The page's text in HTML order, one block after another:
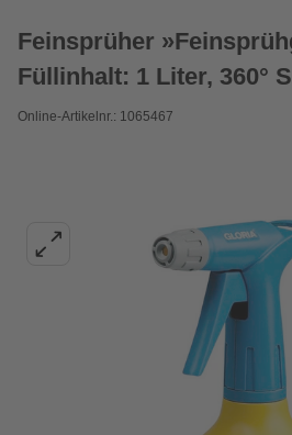
Feinsprüher
Füllinhalt: 1 Liter, 360°
Online-Artikelnr.: 1065467